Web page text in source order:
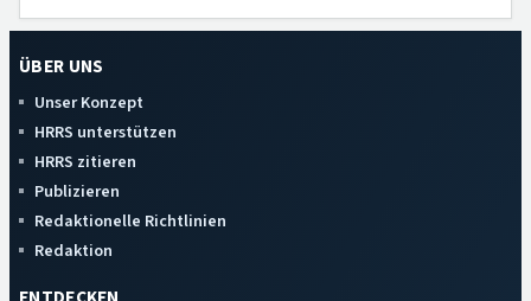
ÜBER UNS
Unser Konzept
HRRS unterstützen
HRRS zitieren
Publizieren
Redaktionelle Richtlinien
Redaktion